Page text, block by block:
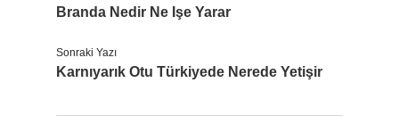
Branda Nedir Ne Işe Yarar
Sonraki Yazı
Karnıyarık Otu Türkiyede Nerede Yetişir